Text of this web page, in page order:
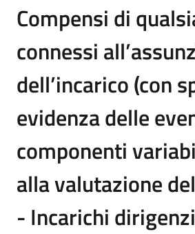
Compensi di
connessi
dell’incarico (con
evidenza delle
componenti
alla valutazione
- Incarichi